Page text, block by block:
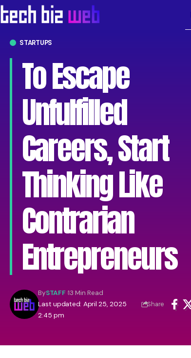
STARTUPS
To Escape
Unfulfilled
Careers, Start
Thinking Like
Contrarian
Entrepreneurs
Last updated: April 25, 2025
2:45 pm
BySTAFF 13 Min Read
Share